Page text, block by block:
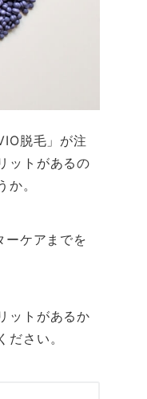
脱毛」が注
ットがあるの
。
ーケアまでを
ットがあるか
さい。